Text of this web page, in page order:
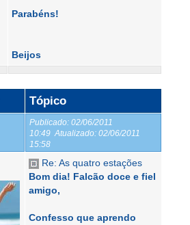
Parabéns!
Beijos
Tópico
Publicado: 02/06/2011
10:49 Atualizado: 02/06/2011
15:58
Re: As quatro estações
Bom dia! Falcão doce e fiel
amigo,
Confesso que aprendo